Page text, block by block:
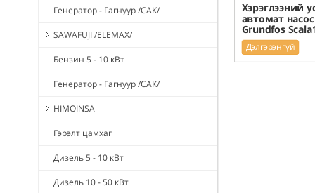
Генератор - Гагнуур /САК/
SAWAFUJI /ELEMAX/
Бензин 5 - 10 кВт
Генератор - Гагнуур /САК/
HIMOINSA
Гэрэлт цамхаг
Дизель 5 - 10 кВт
Дизель 10 - 50 кВт
Хэрэглээний
автомат
Grundfos
Дэлгэрэнгүй